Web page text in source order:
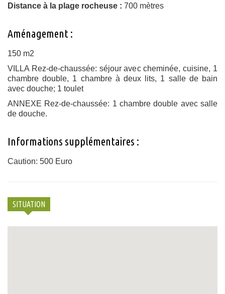
Distance à la plage rocheuse : 700 mètres
Aménagement :
150 m2
VILLA Rez-de-chaussée: séjour avec cheminée, cuisine, 1
chambre double, 1 chambre à deux lits, 1 salle de bain
avec douche; 1 toulet
ANNEXE Rez-de-chaussée: 1 chambre double avec salle
de douche.
Informations supplémentaires :
Caution: 500 Euro
SITUATION